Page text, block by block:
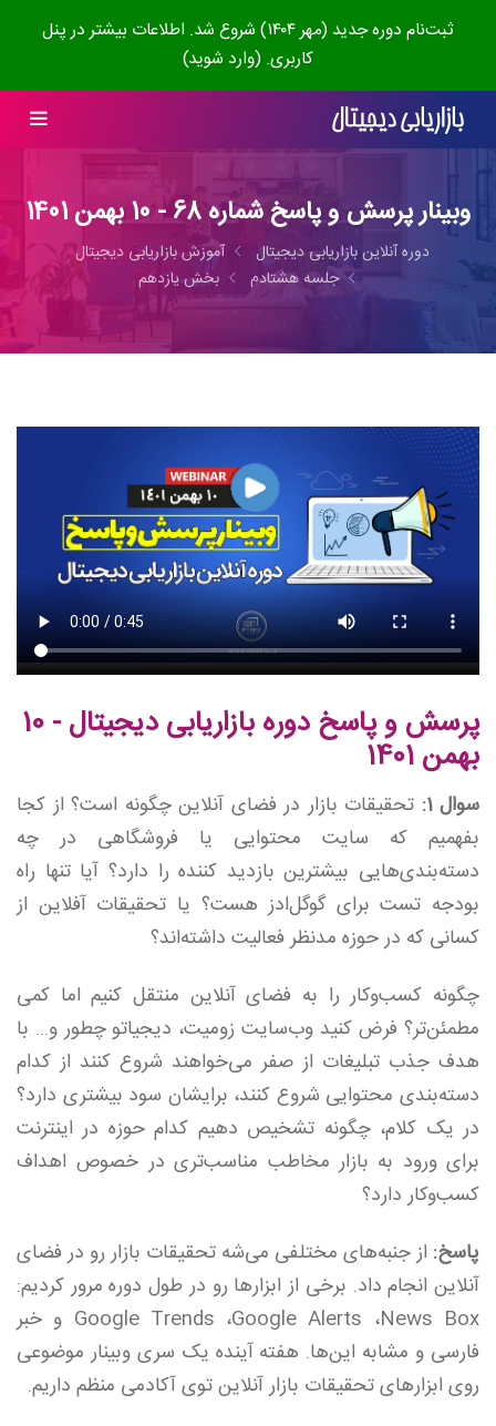
ثبت‌نام دوره جدید (مهر ۱۴۰۴) شروع شد. اطلاعات بیشتر در پنل
کاربری. (وارد شوید)
وبینار پرسش و پاسخ شماره 68 - 10 بهمن 1401
دوره آنلاین بازاریابی دیجیتال
آموزش بازاریابی دیجیتال
جلسه هشتادم
بخش یازدهم
پرسش و پاسخ دوره بازاریابی دیجیتال - 10
بهمن 1401
سوال 1: تحقیقات بازار در فضای آنلاین چگونه است؟ از کجا
بفهمیم که سایت محتوایی یا فروشگاهی در چه
دسته‌بندی‌هایی بیشترین بازدید کننده را دارد؟ آیا تنها راه
بودجه تست برای گوگل‌ادز هست؟ یا تحقیقات آفلاین از
کسانی که در حوزه مدنظر فعالیت داشته‌اند؟
چگونه کسب‌وکار را به فضای آنلاین منتقل کنیم اما کمی
مطمئن‌تر؟ فرض کنید وب‌سایت زومیت، دیجیاتو چطور و... با
هدف جذب تبلیغات از صفر می‌خواهند شروع کنند از کدام
دسته‌بندی محتوایی شروع کنند، برایشان سود بیشتری دارد؟
در یک کلام، چگونه تشخیص دهیم کدام حوزه در اینترنت
برای ورود به بازار مخاطب مناسب‌تری در خصوص اهداف
کسب‌وکار دارد؟
پاسخ: از جنبه‌های مختلفی می‌شه تحقیقات بازار رو در فضای
آنلاین انجام داد.‌ برخی از ابزارها رو در طول دوره مرور کردیم:
Google Trends ،Google Alerts ،News Box و خبر
فارسی و مشابه این‌ها. هفته آینده یک سری وبینار موضوعی
روی ابزارهای تحقیقات بازار آنلاین توی آکادمی منظم داریم.